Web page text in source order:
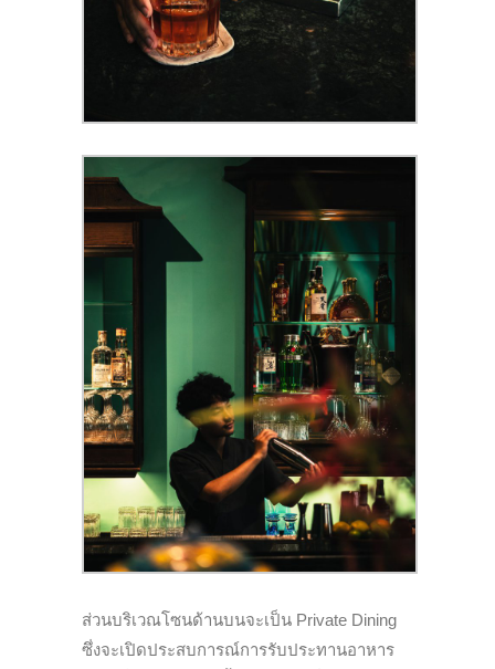
ส่วนบริเวณโซนด้านบนจะเป็น Private Dining
ซึ่งจะเปิดประสบการณ์การรับประทานอาหาร